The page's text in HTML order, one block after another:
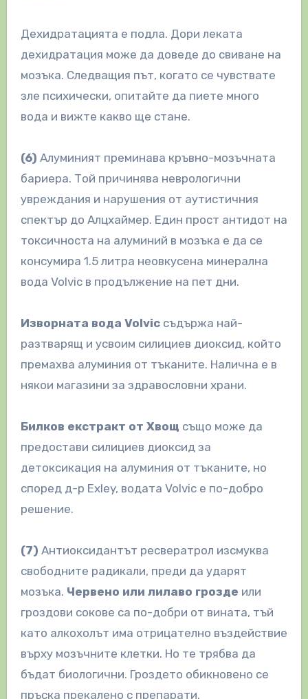
Дехидратацията е подла. Дори леката
дехидратация може да доведе до свиване на
мозъка. Следващия път, когато се чувствате
зле психически, опитайте да пиете много
вода и вижте какво ще стане.
(6) Алуминият преминава кръвно-мозъчната
бариера. Той причинява неврологични
увреждания и нарушения от аутистичния
спектър до Алцхаймер. Един прост антидот на
токсичноста на алуминий в мозъка е да се
консумира 1.5 литра неовкусена минерална
вода Volvic в продължение на пет дни.
Изворната вода Volvicсъдържа най-
разтварящ и усвоим силициев диоксид, който
премахва алуминия от тъканите. Налична е в
някои магазини за здравословни храни.
Билков екстракт от Хвощ също може да
предостави силициев диоксид за
детоксикация на алуминия от тъканите, но
според д-р Exley, водата Volvic е по-добро
решение.
(7) Антиоксидантът ресвератрол изсмуква
свободните радикали, преди да ударят
мозъка. Червено или лилаво грозде или
гроздови сокове са по-добри от вината, тъй
като алкохолът има отрицателно въздействие
върху мозъчните клетки. Но те трябва да
бъдат биологични. Гроздето обикновено се
пръска прекалено с препарати.